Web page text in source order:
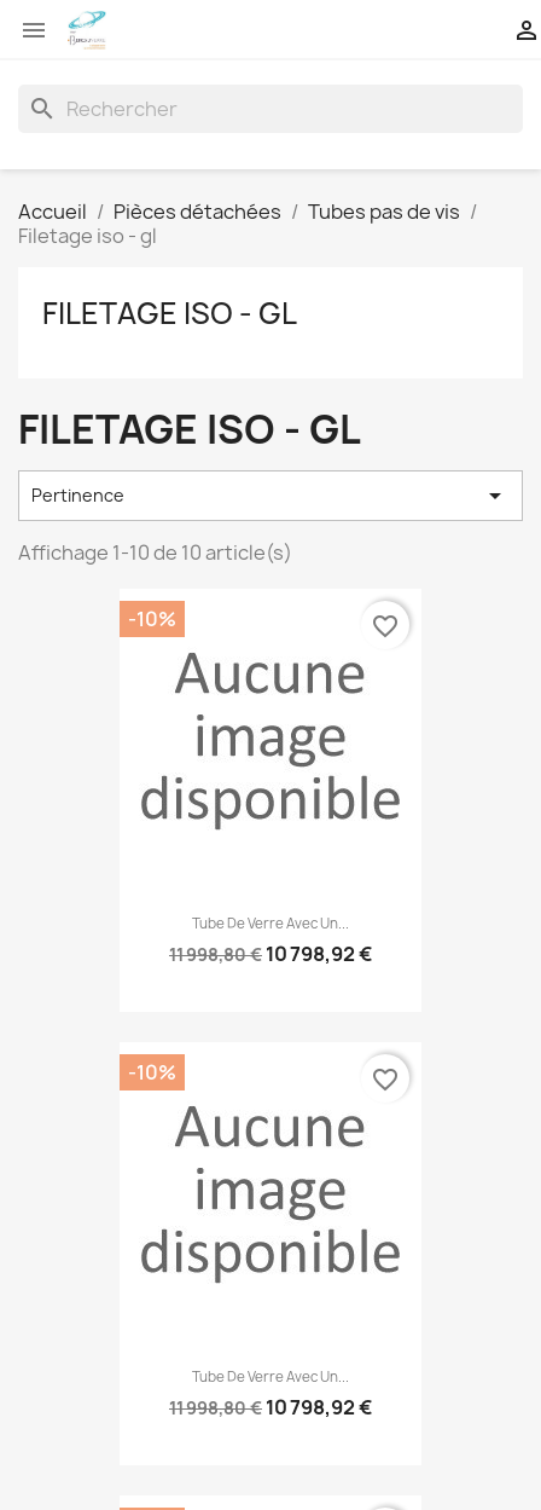
 
search
Accueil Pièces détachées
Tubes pas de vis
Filetage iso - gl
FILETAGE ISO - GL
FILETAGE ISO - GL
Pertinence 
Affichage 1-10 de 10 article(s)
Tube De Verre Avec Un...
11 998,80 € 10 798,92 €
-10% favorite_border
Tube De Verre Avec Un...
11 998,80 € 10 798,92 €
-10% favorite_border